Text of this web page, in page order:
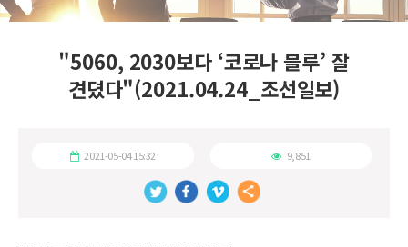
"5060, 2030보다 ‘코로나 블루’ 잘
견뎠다"(2021.04.24_조선일보)
2021-05-04 15:32 9,851